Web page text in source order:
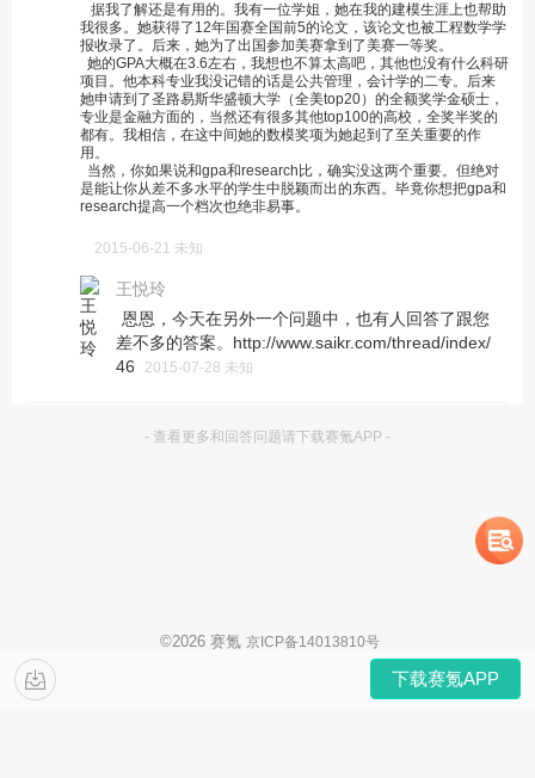
据我了解还是有用的。我有一位学姐，她在我的建模生涯上也帮助
我很多。她获得了12年国赛全国前5的论文，该论文也被工程数学学
报收录了。后来，她为了出国参加美赛拿到了美赛一等奖。
她的GPA大概在3.6左右，我想也不算太高吧，其他也没有什么科研
项目。他本科专业我没记错的话是公共管理，会计学的二专。后来
她申请到了圣路易斯华盛顿大学（全美top20）的全额奖学金硕士，
专业是金融方面的，当然还有很多其他top100的高校，全奖半奖的
都有。我相信，在这中间她的数模奖项为她起到了至关重要的作
用。
当然，你如果说和gpa和research比，确实没这两个重要。但绝对
是能让你从差不多水平的学生中脱颖而出的东西。毕竟你想把gpa和
research提高一个档次也绝非易事。
2015-06-21 未知
王悦玲
恩恩，今天在另外一个问题中，也有人回答了跟您
差不多的答案。http://www.saikr.com/thread/index/
46
2015-07-28 未知
- 查看更多和回答问题请下载赛氪APP -
下载赛氪APP
©2026 赛氪 京ICP备14013810号